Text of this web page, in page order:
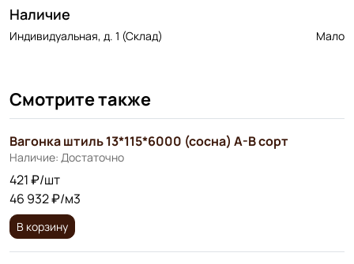
Наличие
Индивидуальная, д. 1 (Склад) Мало
Смотрите также
Вагонка штиль 13*115*6000 (сосна) А-В сорт
Наличие: Достаточно
421 ₽/шт
46 932 ₽/м3
В корзину